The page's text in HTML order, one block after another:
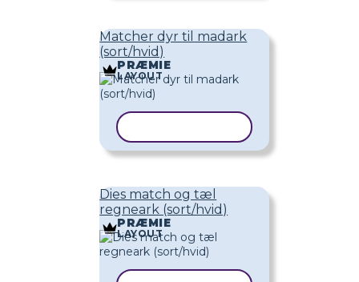
Matcher dyr til madark
(sort/hvid)
PRÆMIE
LAYOUT
Dies match og tæl
regneark (sort/hvid)
PRÆMIE
LAYOUT